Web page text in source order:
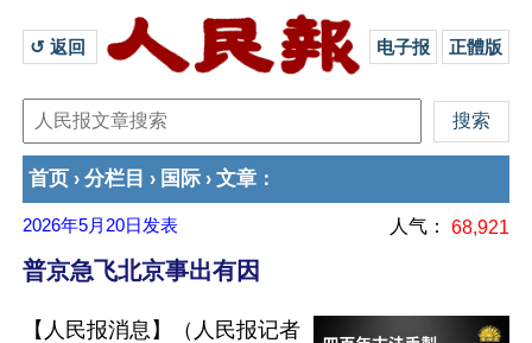
↺ 返回 电子报 正體版
首页 › 分栏目 › 国际 › 文章 ：
2026年5月20日 发表 人气： 68,921
普京急飞北京事出有因
【人民报消息】（人民报记者